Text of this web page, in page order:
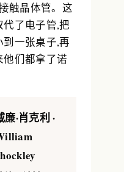
触晶体管。这
了电子管,把
一张桌子,再
们都拿了诺
廉·肖克利 ·